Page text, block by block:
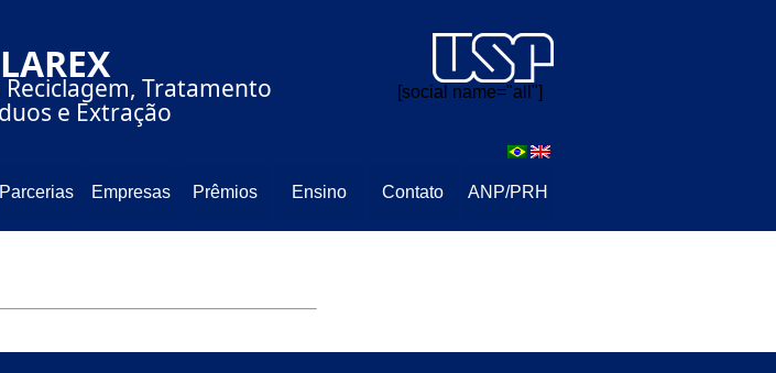
Tratamento
e Extração⠀⠀⠀⠀⠀⠀
[social name="all"]
Parcerias Empresas Prêmios Ensino Contato ANP/PRH